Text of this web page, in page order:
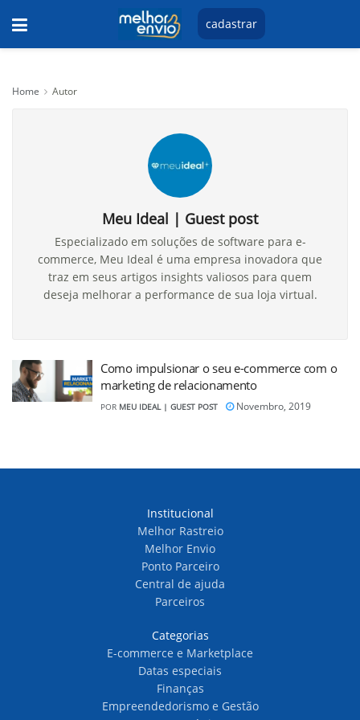
cadastrar
Home Autor
Meu Ideal | Guest post
Especializado em soluções de software para e-
commerce, Meu Ideal é uma empresa inovadora que
traz em seus artigos insights valiosos para quem
deseja melhorar a performance de sua loja virtual.
Como impulsionar o seu e-commerce com o
marketing de relacionamento
POR MEU IDEAL | GUEST POST Novembro, 2019
Institucional
Melhor Rastreio
Melhor Envio
Ponto Parceiro
Central de ajuda
Parceiros
Categorias
E-commerce e Marketplace
Datas especiais
Finanças
Empreendedorismo e Gestão